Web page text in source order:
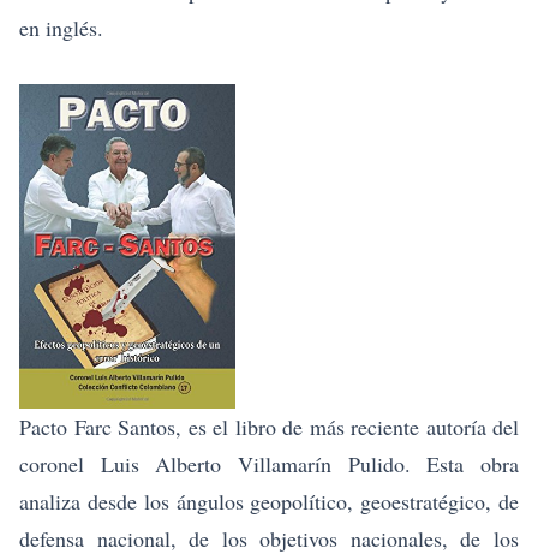
en inglés.
Pacto Farc Santos, es el libro de más reciente autoría del
coronel Luis Alberto Villamarín Pulido. Esta obra
analiza desde los ángulos geopolítico, geoestratégico, de
defensa nacional, de los objetivos nacionales, de los